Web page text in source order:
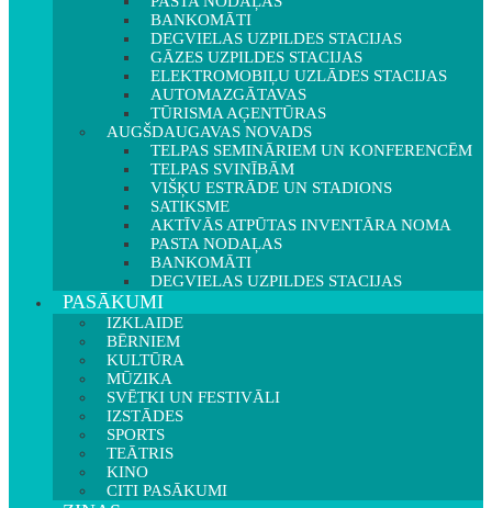
BANKOMĀTI
DEGVIELAS UZPILDES STACIJAS
GĀZES UZPILDES STACIJAS
ELEKTROMOBIĻU UZLĀDES STACIJAS
AUTOMAZGĀTAVAS
TŪRISMA AĢENTŪRAS
AUGŠDAUGAVAS NOVADS
TELPAS SEMINĀRIEM UN KONFERENCĒM
TELPAS SVINĪBĀM
VIŠĶU ESTRĀDE UN STADIONS
SATIKSME
AKTĪVĀS ATPŪTAS INVENTĀRA NOMA
PASTA NODAĻAS
BANKOMĀTI
DEGVIELAS UZPILDES STACIJAS
PASĀKUMI
IZKLAIDE
BĒRNIEM
KULTŪRA
MŪZIKA
SVĒTKI UN FESTIVĀLI
IZSTĀDES
SPORTS
TEĀTRIS
KINO
CITI PASĀKUMI